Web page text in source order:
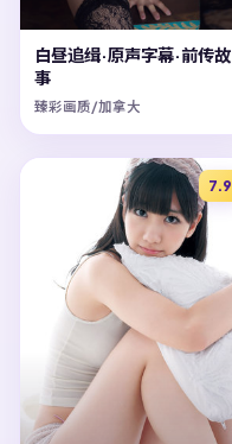
白昼追缉·原声字幕·前传故
事
臻彩画质/加拿大
7.9